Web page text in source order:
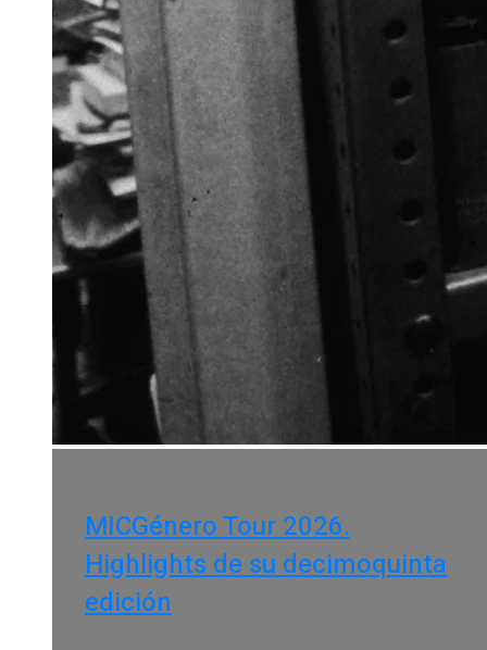
MICGénero Tour 2026.
Highlights de su decimoquinta
edición